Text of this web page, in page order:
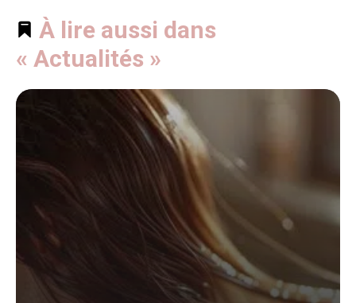
À lire aussi dans
« Actualités »